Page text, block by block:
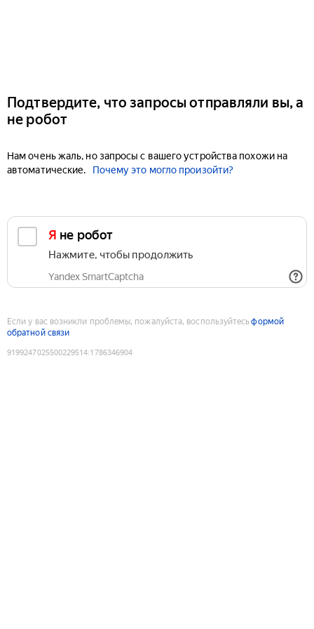
Подтвердите, что запросы отправляли вы, а
не робот
Нам очень жаль, но запросы с вашего устройства похожи на
автоматические.
Почему это могло произойти?
Я не робот
Нажмите, чтобы продолжить
Yandex SmartCaptcha
Если у вас возникли проблемы, пожалуйста, воспользуйтесьформой
обратной связи
9199247025500229514:1786346904